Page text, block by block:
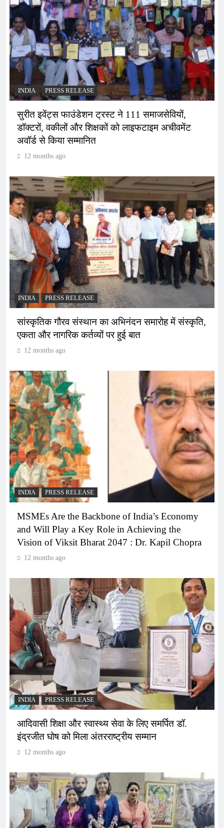
INDIA PRESS RELEASE
सुरीत इवेंट्स फाउंडेशन ट्रस्ट ने 111 समाजसेवियों,
डॉक्टरों, वकीलों और शिक्षकों को लाइफटाइम अचीवमेंट
अवॉर्ड से किया सम्मानित
12 months ago
INDIA PRESS RELEASE
सांस्कृतिक गौरव संस्थान का अभिनंदन समारोह में संस्कृति,
एकता और नागरिक कर्तव्यों पर हुई बात
12 months ago
INDIA PRESS RELEASE
MSMEs Are the Backbone of India’s Economy
and Will Play a Key Role in Achieving the
Vision of Viksit Bharat 2047 : Dr. Kapil Chopra
12 months ago
INDIA PRESS RELEASE
आदिवासी शिक्षा और स्वास्थ्य सेवा के लिए समर्पित डॉ.
इंद्रजीत घोष को मिला अंतरराष्ट्रीय सम्मान
12 months ago